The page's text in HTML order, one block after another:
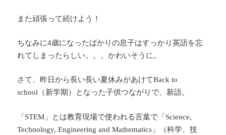
また頑張って続けよう！
ちなみに4歳になったばかりの息子はすっかり英語を忘
れてしまったらしい。。。かわいそうに。
さて、昨日から長い長い夏休みがあけてBack to
school （新学期）となった子供つながりで、新語。
「STEM 」とは教育現場で使われる言葉で「Science,
Technology, Engineering and Mathematics 」（科学、技